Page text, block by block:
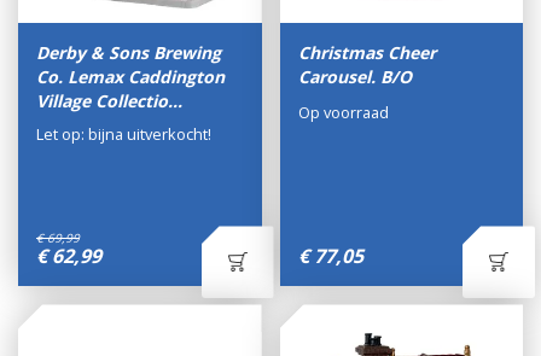
Derby & Sons Brewing
Co. Lemax Caddington
Village Collectio…
€ 69,99
€ 62,99
Let op: bijna uitverkocht!
Christmas Cheer
Carousel. B/O
€ 77,05
Op voorraad